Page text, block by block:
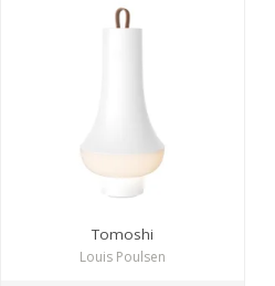
Tomoshi
Louis Poulsen